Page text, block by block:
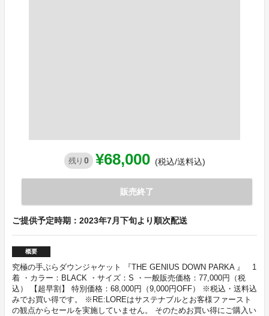
残り 0 ¥68,000 (税込/送料込)
販売終了
ご提供予定時期：2023年7月下旬より順次配送
概要
究極の手ぶらダウンジャケット 『THE GENIUS DOWN PARKA 』 1
着 ・カラー：BLACK ・サイズ：S ・一般販売価格：77,000円（税
込） 【超早割】 特別価格：68,000円（9,000円OFF） ※税込・送料込
みでお買い得です。 ※RE:LOREはサステナブルとお客様ファースト
の観点からセールを実施していません。 そのためお買い得にご購入い